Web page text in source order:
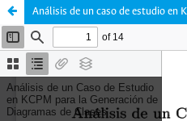
Análisis de un caso de estudio en